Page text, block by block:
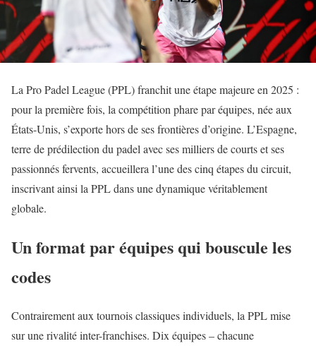
La Pro Padel League (PPL) franchit une étape majeure en 2025 :
pour la première fois, la compétition phare par équipes, née aux
États-Unis, s’exporte hors de ses frontières d’origine. L’Espagne,
terre de prédilection du padel avec ses milliers de courts et ses
passionnés fervents, accueillera l’une des cinq étapes du circuit,
inscrivant ainsi la PPL dans une dynamique véritablement
globale.
Un format par équipes qui bouscule les
codes
Contrairement aux tournois classiques individuels, la PPL mise
sur une rivalité inter-franchises. Dix équipes – chacune